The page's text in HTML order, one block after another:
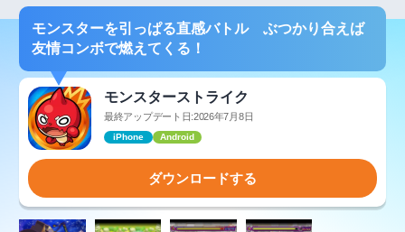
モンスターを引っぱる直感バトル ぶつかり合えば
友情コンボで燃えてくる！
モンスターストライク
最終アップデート日:2026年7月8日
iPhone Android
ダウンロードする